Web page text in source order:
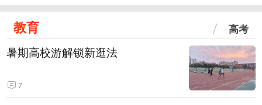
教育 高考
暑期高校游解锁新逛法
7